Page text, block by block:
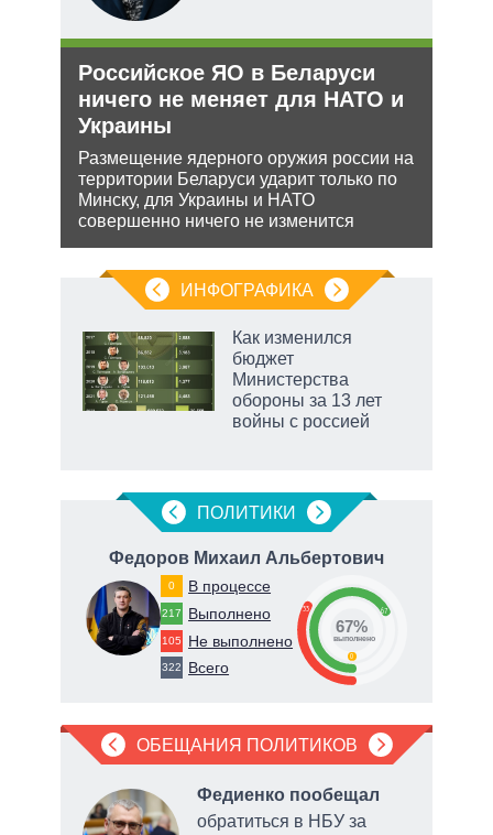
Российское ЯО в Беларуси
ничего не меняет для НАТО и
Украины
Размещение ядерного оружия россии на
территории Беларуси ударит только по
Минску, для Украины и НАТО
совершенно ничего не изменится
ИНФОГРАФИКА
Как изменился
бюджет
Министерства
обороны за 13 лет
войны с россией
ПОЛИТИКИ
Федоров Михаил Альбертович
0 В процессе
217 Выполнено
105 Не выполнено
322 Всего
33 67
0
67%
выполнено
ОБЕЩАНИЯ ПОЛИТИКОВ
Федиенко пообещал
обратиться в НБУ за